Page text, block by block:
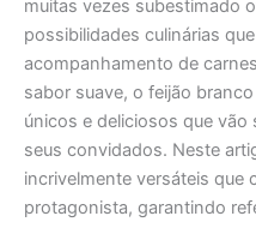
muitas vezes subestimado
possibilidades culinárias
acompanhamento de
sabor suave, o feijão
únicos e deliciosos que vão
seus convidados. Neste
incrivelmente versáteis que
protagonista, garantindo